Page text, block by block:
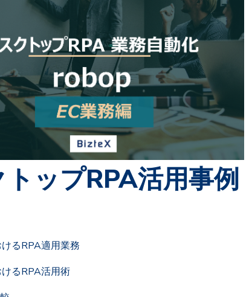
ップRPA活用事例
るRPA適用業務
るRPA活用術